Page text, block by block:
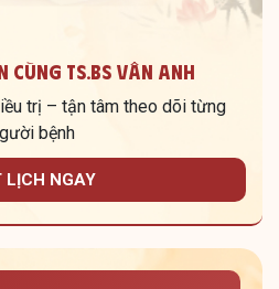
TS.BS Vân Anh
trị – tận tâm theo dõi từng
bệnh
LỊCH NGAY